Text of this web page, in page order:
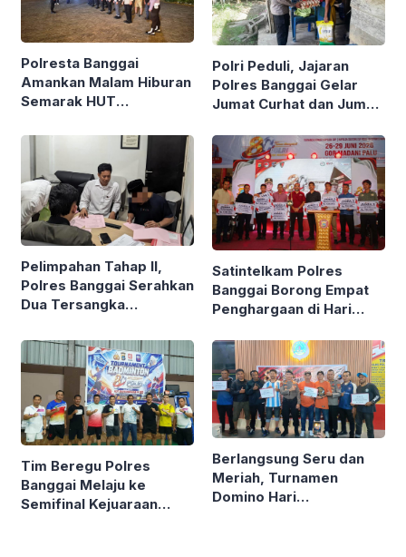
Polresta Banggai
Amankan Malam Hiburan
Semarak HUT
Polri Peduli, Jajaran
Polres Banggai Gelar
Jumat Curhat dan Jumat
Warga Sekaligus Bagi
Sembako
Pelimpahan Tahap II,
Polres Banggai Serahkan
Dua Tersangka
Satintelkam Polres
Banggai Borong Empat
Penghargaan di Hari
Polda Sulteng
Tim Beregu Polres
Banggai Melaju ke
Semifinal Kejuaraan
Berlangsung Seru dan
Meriah, Turnamen
Domino Hari